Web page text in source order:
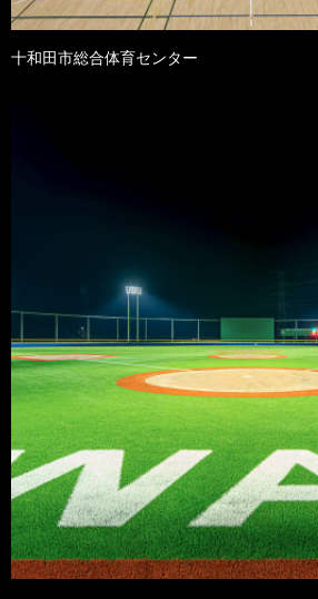
十和田市総合体育センター